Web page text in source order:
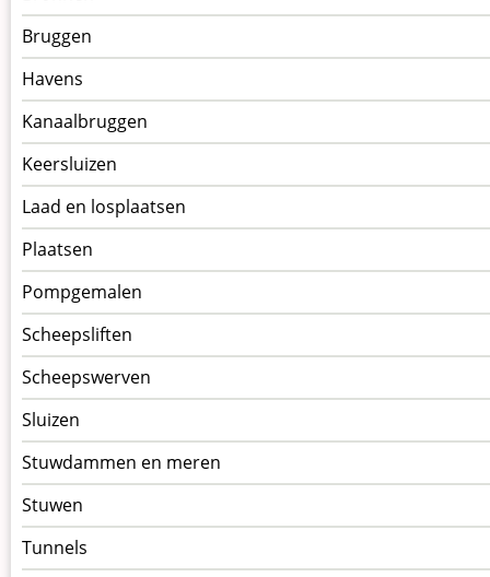
kunstwerken
op
kunstwerkpagina
Bruggen
Havens
Kanaalbruggen
Keersluizen
Laad en losplaatsen
Plaatsen
Pompgemalen
Scheepsliften
Scheepswerven
Sluizen
Stuwdammen en meren
Stuwen
Tunnels